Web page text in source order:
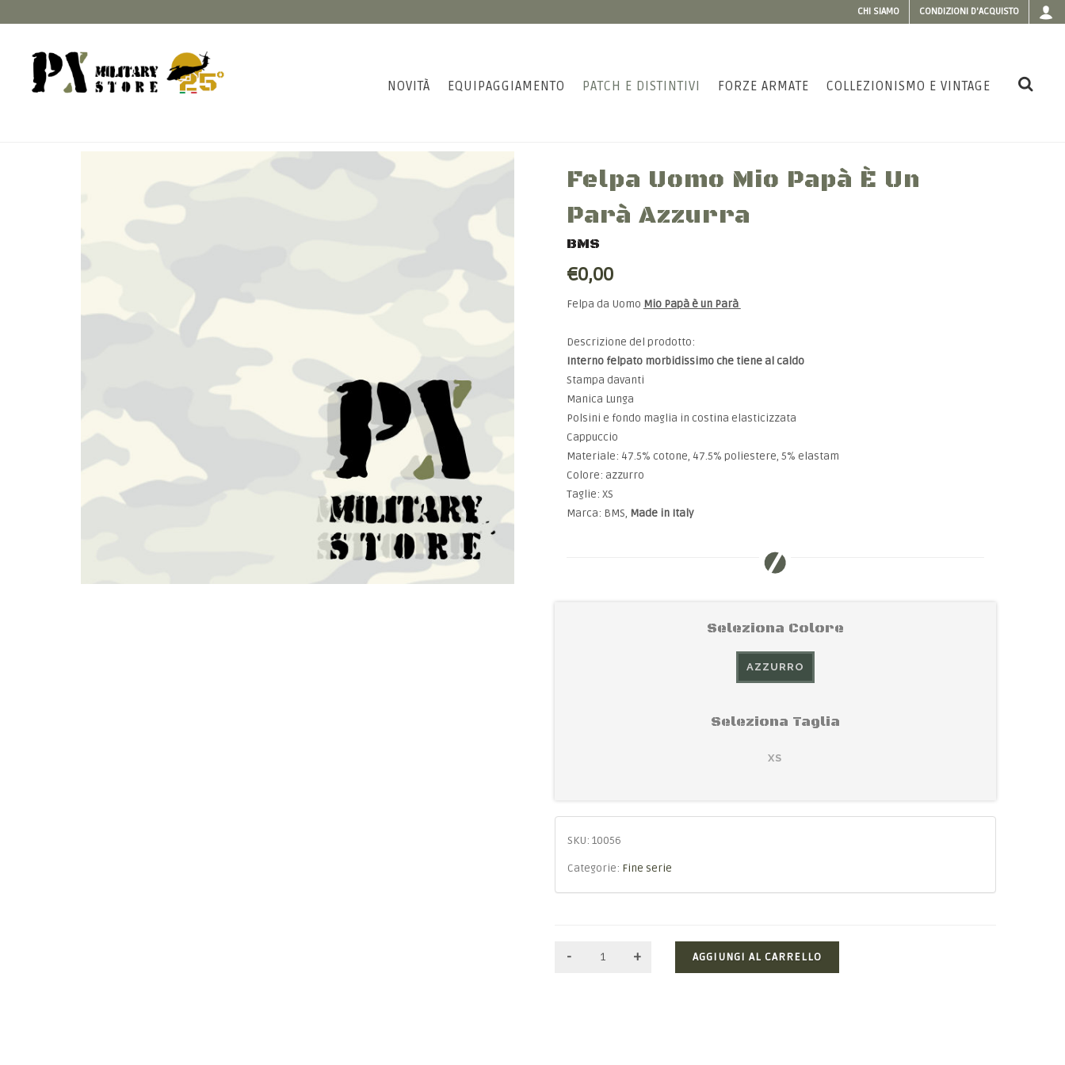
CHI SIAMO CONDIZIONI D'ACQUISTO
NOVITÀ EQUIPAGGIAMENTO PATCH E DISTINTIVI FORZE ARMATE COLLEZIONISMO E VINTAGE
Felpa Uomo Mio Papà È Un
Parà Azzurra
BMS
€0,00
Felpa da Uomo Mio Papà è un Parà
Descrizione del prodotto:
Interno felpato morbidissimo che tiene al caldo
Stampa davanti
Manica Lunga
Polsini e fondo maglia in costina elasticizzata
Cappuccio
Materiale: 47.5% cotone, 47.5% poliestere, 5% elastam
Colore: azzurro
Taglie: XS
Marca: BMS, Made in Italy
Seleziona Colore
AZZURRO
Seleziona Taglia
XS
SKU: 10056
Categorie: Fine serie
AGGIUNGI AL CARRELLO